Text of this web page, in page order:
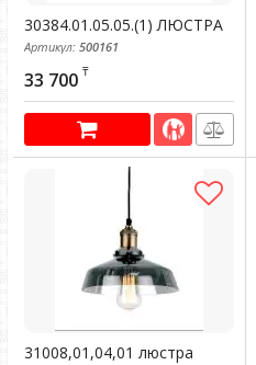
30384.01.05.05.(1) ЛЮСТРА
Артикул: 500161
33 700 ₸
31008,01,04,01 люстра